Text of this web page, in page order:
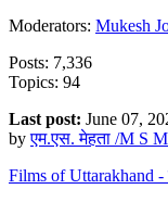
Moderators: Mukesh
Posts: 7,336
Topics: 94
Last post: June 07,
byएम.एस. मेहता /M S
Films of Uttarakhand -